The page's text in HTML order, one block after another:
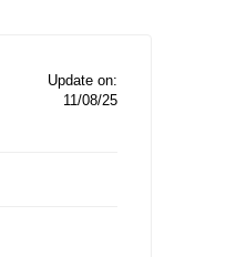
Update on:
11/08/25